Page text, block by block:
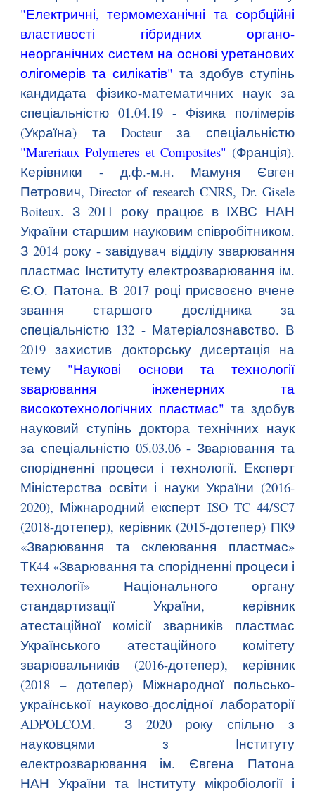
"Електричні, термомеханічні та сорбційні
властивості гібридних органо-
неорганічних систем на основі уретанових
олігомерів та силікатів" та здобув ступінь
кандидата фізико-математичних наук за
спеціальністю 01.04.19 - Фізика полімерів
(Україна) та Docteur за спеціальністю
"Mareriaux Polymeres et Composites" (Франція).
Керівники - д.ф.-м.н. Мамуня Євген
Петрович, Director of research CNRS, Dr. Gisele
Boiteux. З 2011 року працює в ІХВС НАН
України старшим науковим співробітником.
З 2014 року - завідувач відділу зварювання
пластмас Інституту електрозварювання ім.
Є.О. Патона. В 2017 році присвоєно вчене
звання старшого дослідника за
спеціальністю 132 - Матеріалознавство. В
2019 захистив докторську дисертація на
тему "Наукові основи та технології
зварювання інженерних та
високотехнологічних пластмас" та здобув
науковий ступінь доктора технічних наук
за спеціальністю 05.03.06 - Зварювання та
спорідненні процеси і технології. Експерт
Міністерства освіти і науки України (2016-
2020), Міжнародний експерт ISO TC 44/SC7
(2018-дотепер), керівник (2015-дотепер) ПК9
«Зварювання та склеювання пластмас»
ТК44 «Зварювання та спорідненні процеси і
технології» Національного органу
стандартизації України, керівник
атестаційної комісії зварників пластмас
Українського атестаційного комітету
зварювальників (2016-дотепер), керівник
(2018 – дотепер) Міжнародної польсько-
української науково-дослідної лабораторії
ADPOLCOM.
З 2020 року спільно з
науковцями з Інституту
електрозварювання ім. Євгена Патона
НАН України та Інституту мікробіології і